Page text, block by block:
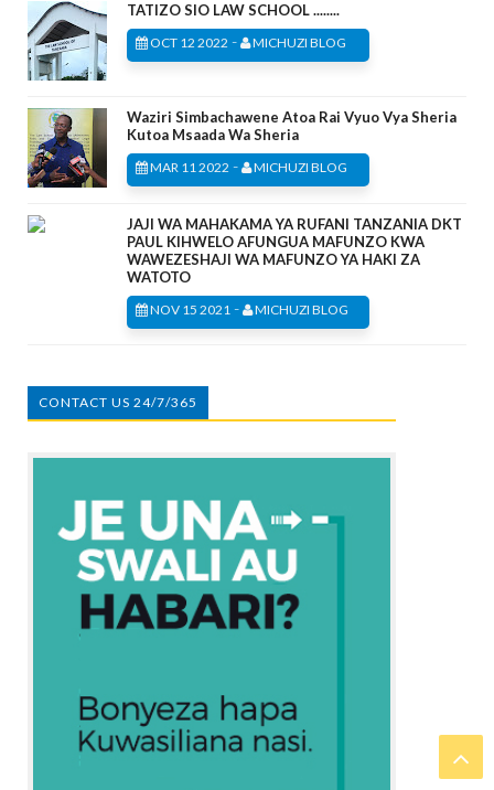
TATIZO SIO LAW SCHOOL ........
OCT 12 2022 - MICHUZI BLOG
Waziri Simbachawene Atoa Rai Vyuo Vya Sheria
Kutoa Msaada Wa Sheria
MAR 11 2022 - MICHUZI BLOG
JAJI WA MAHAKAMA YA RUFANI TANZANIA DKT
PAUL KIHWELO AFUNGUA MAFUNZO KWA
WAWEZESHAJI WA MAFUNZO YA HAKI ZA
WATOTO
NOV 15 2021 - MICHUZI BLOG
CONTACT US 24/7/365